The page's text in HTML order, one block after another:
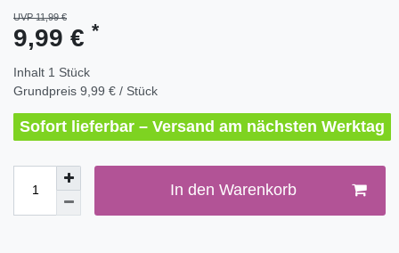
UVP 11,99 €
9,99 € *
Inhalt 1 Stück
Grundpreis 9,99 € / Stück
Sofort lieferbar – Versand am nächsten Werktag
In den Warenkorb